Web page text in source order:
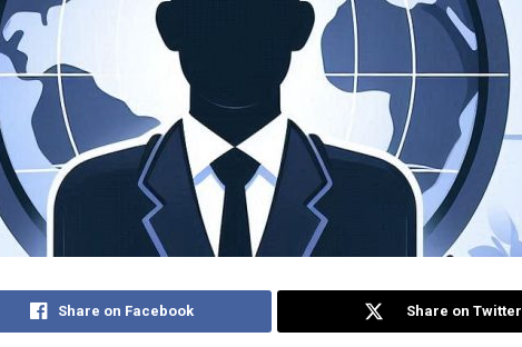
Share on Facebook Share on Twitter